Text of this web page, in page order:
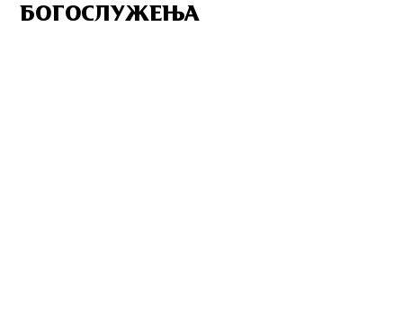
БОГОСЛУЖЕЊА